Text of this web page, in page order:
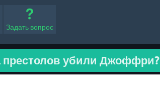
Задать вопрос
престолов убили Джоффри?